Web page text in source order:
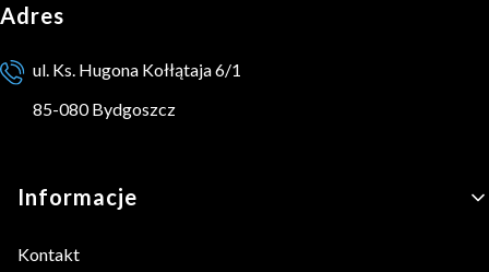
Adres
ul. Ks. Hugona Kołłątaja 6/1
85-080 Bydgoszcz
Linki w stopce
Informacje
Kontakt